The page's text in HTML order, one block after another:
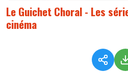
Le Guichet Choral - Les
cinéma